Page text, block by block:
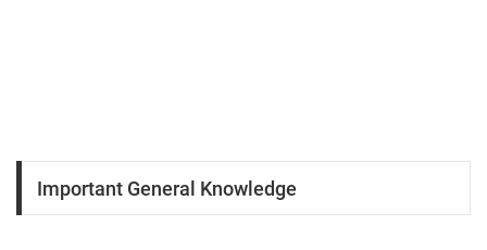
Important General Knowledge